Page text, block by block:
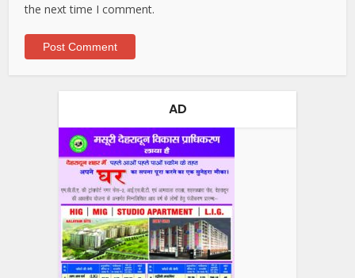
the next time I comment.
AD